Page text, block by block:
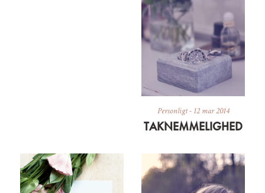
Personligt- 12 mar 2014
TAKNEMMELIGHED